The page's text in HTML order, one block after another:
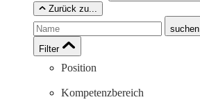
Zurück zu...
suchen
Filter
Position
Kompetenzbereich